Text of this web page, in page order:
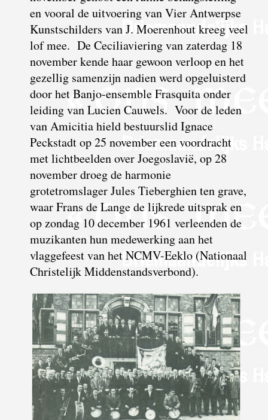
en vooral de uitvoering van Vier Antwerpse
Kunstschilders van J. Moerenhout kreeg veel
lof mee. De Ceciliaviering van zaterdag 18
november kende haar gewoon verloop en het
gezellig samenzijn nadien werd opgeluisterd
door het Banjo-ensemble Frasquita onder
leiding van Lucien Cauwels. Voor de leden
van Amicitia hield bestuurslid Ignace
Peckstadt op 25 november een voordracht
met lichtbeelden over Joegoslavië, op 28
november droeg de harmonie
grotetromslager Jules Tieberghien ten grave,
waar Frans de Lange de lijkrede uitsprak en
op zondag 10 december 1961 verleenden de
muzikanten hun medewerking aan het
vlaggefeest van het NCMV-Eeklo (Nationaal
Christelijk Middenstandsverbond).